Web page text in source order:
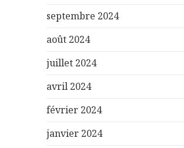
septembre 2024
août 2024
juillet 2024
avril 2024
février 2024
janvier 2024